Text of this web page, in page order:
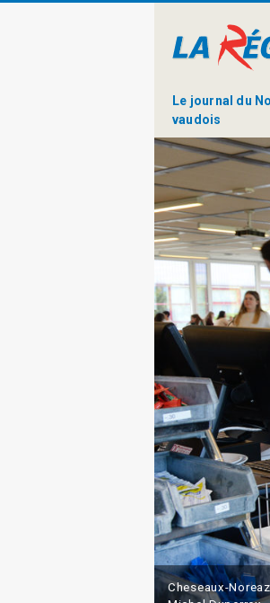
Le journal du
vaudois
Cheseaux-